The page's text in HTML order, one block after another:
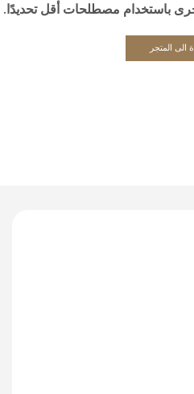
باستخدام مصطلحات أقل تحديدًا.
الى المتجر